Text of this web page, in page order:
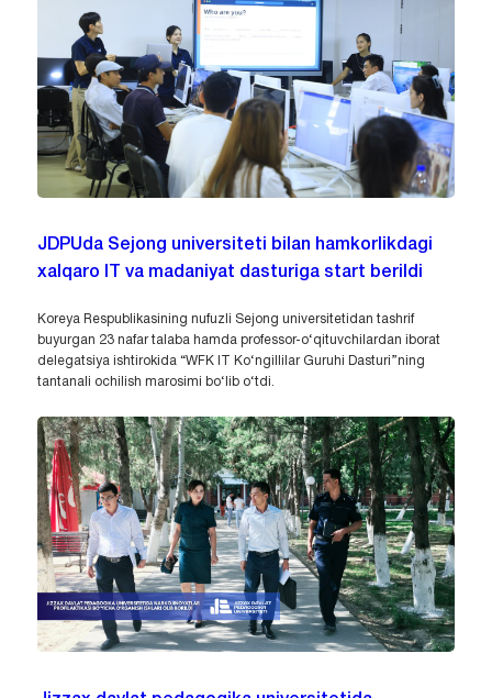
JDPUda Sejong universiteti bilan hamkorlikdagi
xalqaro IT va madaniyat dasturiga start berildi
Koreya Respublikasining nufuzli Sejong universitetidan tashrif
buyurgan 23 nafar talaba hamda professor-o‘qituvchilardan iborat
delegatsiya ishtirokida “WFK IT Ko‘ngillilar Guruhi Dasturi”ning
tantanali ochilish marosimi bo‘lib o‘tdi.